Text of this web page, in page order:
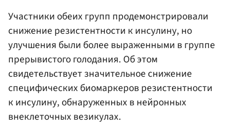
Участники обеих групп продемонстрировали
снижение резистентности к инсулину, но
улучшения были более выраженными в группе
прерывистого голодания. Об этом
свидетельствует значительное снижение
специфических биомаркеров резистентности
к инсулину, обнаруженных в нейронных
внеклеточных везикулах.